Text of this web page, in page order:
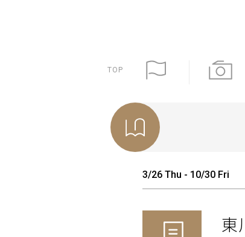
TOP
3/26 Thu - 10/30 Fri
東